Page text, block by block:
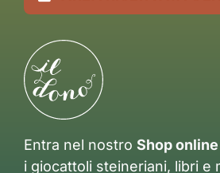
Entra nel nostro Shop online
i giocattoli steineriani, libri e